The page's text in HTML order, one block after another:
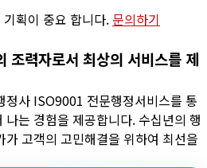
획이 중요 합니다. 문의하기
조력자로서 최상의 서비스를 제
정사 ISO9001 전문행정서비스를 통
는 경험을 제공합니다. 수십년의 행
고객의 고민해결을 위하여 최선을